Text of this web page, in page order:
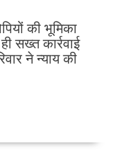
की भूमिका
सख्त कार्रवाई
ने न्याय की